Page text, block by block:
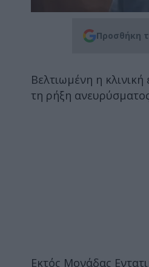
Προσθήκη
Βελτιωμένη η
τη ρήξη
Εκτός Μονάδας